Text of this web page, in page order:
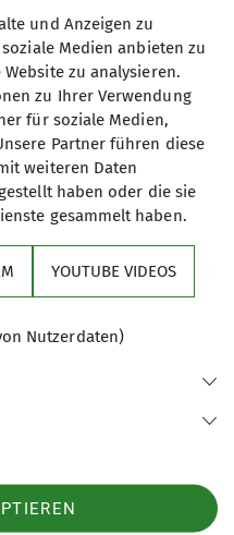
ist ein lockerer
Familien
Ausflüge zu
Programm
in den
Kanufahren,
Plattform.
gerne gesehen
Familiengruppe
d.h. Kinder
12.07.26
und Anzeigen zu
Medien anbieten zu
zu analysieren.
zu Ihrer Verwendung
für soziale Medien,
Partner führen diese
weiteren Daten
haben oder die sie
gesammelt haben.
YOUTUBE VIDEOS
Nutzerdaten)